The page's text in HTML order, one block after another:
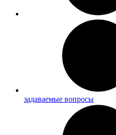
задаваемые вопросы